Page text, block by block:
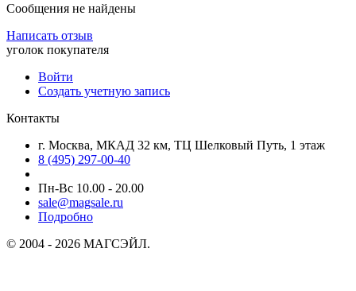
Сообщения не найдены
Написать отзыв
уголок покупателя
Войти
Создать учетную запись
Контакты
г. Москва, МКАД 32 км, ТЦ Шелковый Путь, 1 этаж
8 (495) 297-00-40
Пн-Вс 10.00 - 20.00
sale@magsale.ru
Подробно
© 2004 - 2026 МАГСЭЙЛ.